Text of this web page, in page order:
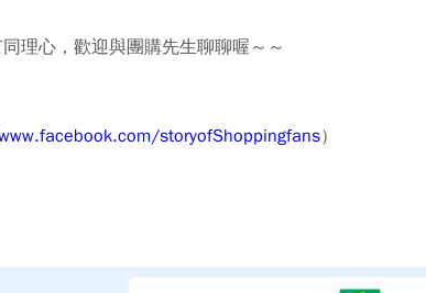
理心，歡迎與團購先生聊聊喔～～
storyofShoppingfans）